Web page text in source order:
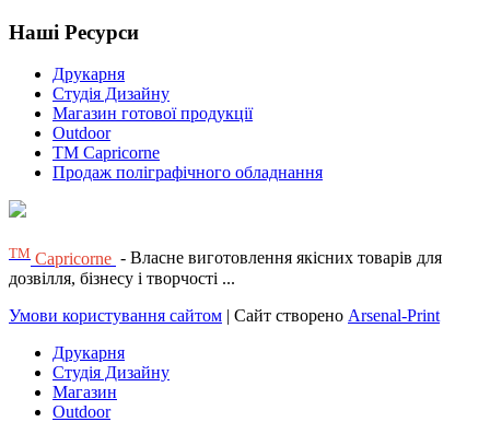
Наші Ресурси
Друкарня
Студія Дизайну
Магазин готової продукції
Outdoor
TM Capricorne
Продаж поліграфічного обладнання
ТМ Capricorne - Власне виготовлення якісних товарів для
дозвілля, бізнесу і творчості ...
Умови користування сайтом | Сайт створено Arsenal-Print
Друкарня
Студія Дизайну
Магазин
Outdoor